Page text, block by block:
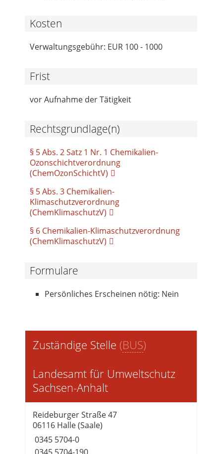
Kosten
Verwaltungsgebühr: EUR 100 - 1000
Frist
vor Aufnahme der Tätigkeit
Rechtsgrundlage(n)
§ 5 Abs. 2 Satz 1 Nr. 1 Chemikalien-
Ozonschichtverordnung
(ChemOzonSchichtV)
§ 5 Abs. 3 Chemikalien-
Klimaschutzverordnung
(ChemKlimaschutzV)
§ 6 Chemikalien-Klimaschutzverordnung
(ChemKlimaschutzV)
Formulare
Persönliches Erscheinen nötig: Nein
Zuständige Stelle (BUS)
Landesamt für Umweltschutz
Sachsen-Anhalt
Reideburger Straße 47
06116 Halle (Saale)
0345 5704-0
0345 5704-190